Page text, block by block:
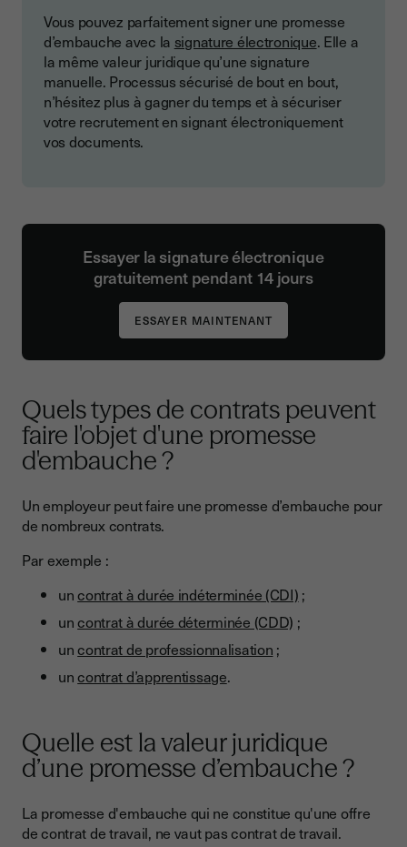
Vous pouvez parfaitement signer une promesse
d’embauche avec la signature électronique. Elle a
la même valeur juridique qu’une signature
manuelle. Processus sécurisé de bout en bout,
n’hésitez plus à gagner du temps et à sécuriser
votre recrutement en signant électroniquement
vos documents.
Essayer la signature électronique
gratuitement pendant 14 jours
Quels types de contrats peuvent
faire l'objet d'une promesse
d'embauche ?
Un employeur peut faire une promesse d’embauche pour
de nombreux contrats.
Par exemple :
uncontrat à durée indéterminée (CDI) ;
uncontrat à durée déterminée (CDD) ;
uncontrat de professionnalisation ;
uncontrat d’apprentissage.
Quelle est la valeur juridique
d’une promesse d’embauche ?
La promesse d'embauche qui ne constitue qu'une offre
de contrat de travail, ne vaut pas contrat de travail.